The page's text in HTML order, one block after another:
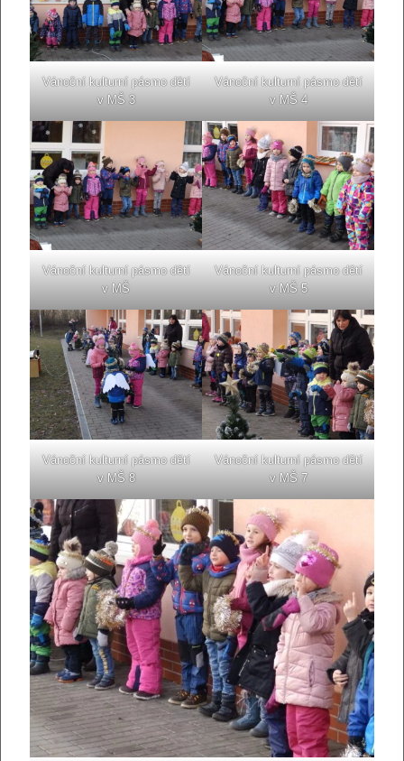
Vánoční kulturní pásmo dětí
v MŠ 3
Vánoční kulturní pásmo dětí
v MŠ 4
Vánoční kulturní pásmo dětí
v MŠ
Vánoční kulturní pásmo dětí
v MŠ 5
Vánoční kulturní pásmo dětí
v MŠ 8
Vánoční kulturní pásmo dětí
v MŠ 7